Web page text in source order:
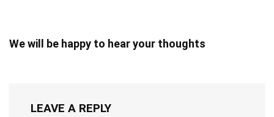
We will be happy to hear your thoughts
LEAVE A REPLY